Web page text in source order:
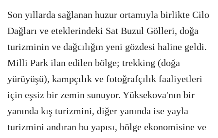
Son yıllarda sağlanan huzur ortamıyla birlikte Cilo
Dağları ve eteklerindeki Sat Buzul Gölleri, doğa
turizminin ve dağcılığın yeni gözdesi haline geldi.
Milli Park ilan edilen bölge; trekking (doğa
yürüyüşü), kampçılık ve fotoğrafçılık faaliyetleri
için eşsiz bir zemin sunuyor. Yüksekova'nın bir
yanında kış turizmini, diğer yanında ise yayla
turizmini andıran bu yapısı, bölge ekonomisine ve